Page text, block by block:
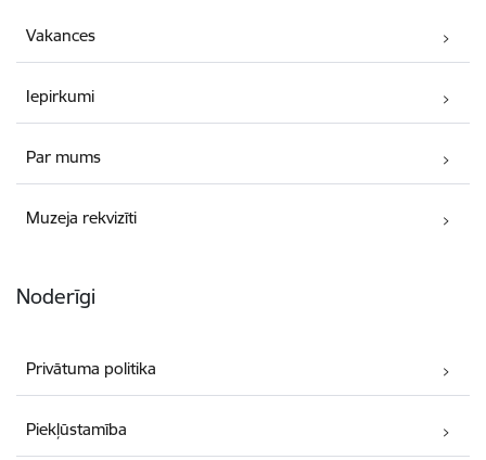
Vakances
Iepirkumi
Par mums
Muzeja rekvizīti
Noderīgi
Privātuma politika
Piekļūstamība